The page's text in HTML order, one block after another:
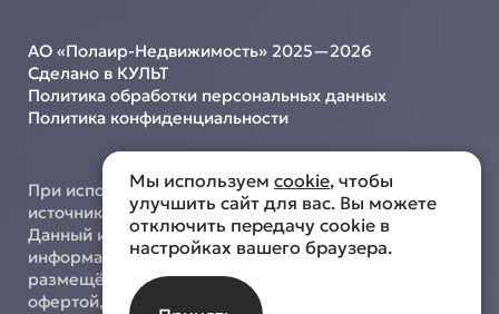
АО «Полаир-Недвижимость» 2025—2026
Сделано в КУЛЬТ
Политика обработки персональных данных
Политика конфиденциальности
При использовании материалов с сайта ссылка на
источник обязательна.
Данный интернет-сайт носит исключительно
информационный характер, и информация,
размещённая на нём, не является публичной
офертой, определяемой положениями ст. 437 ГК РФ.
Мы используем cookie, чтобы
улучшить сайт для вас. Вы можете
отключить передачу cookie в
настройках вашего браузера.